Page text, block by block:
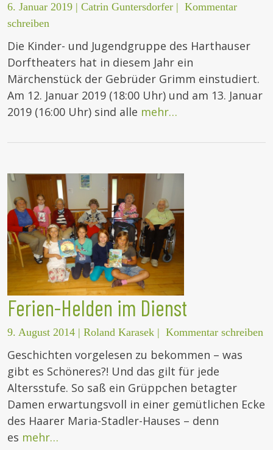
6. Januar 2019 | Catrin Guntersdorfer | Kommentar
schreiben
Die Kinder- und Jugendgruppe des Harthauser
Dorftheaters hat in diesem Jahr ein
Märchenstück der Gebrüder Grimm einstudiert.
Am 12. Januar 2019 (18:00 Uhr) und am 13. Januar
2019 (16:00 Uhr) sind alle mehr…
Ferien-Helden im Dienst
9. August 2014 | Roland Karasek | Kommentar schreiben
Geschichten vorgelesen zu bekommen – was
gibt es Schöneres?! Und das gilt für jede
Altersstufe. So saß ein Grüppchen betagter
Damen erwartungsvoll in einer gemütlichen Ecke
des Haarer Maria-Stadler-Hauses – denn
es mehr…